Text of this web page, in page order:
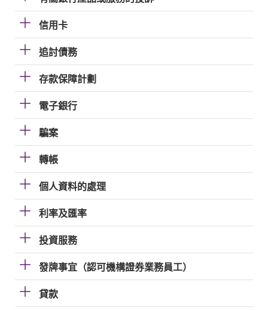
信用卡
追討債務
存款保障計劃
電子銀行
騙案
轉帳
個人資料的處理
利率及匯率
投資服務
發牌事宜（認可機構證券業務員工）
貸款